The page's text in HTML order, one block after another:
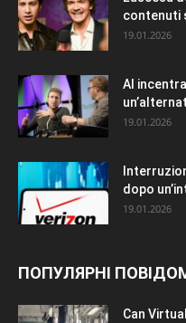
contenuti
19.01.2026
AI
19.01.2026
dopo
19.01.2026
ПОПУЛЯРНІ
Can